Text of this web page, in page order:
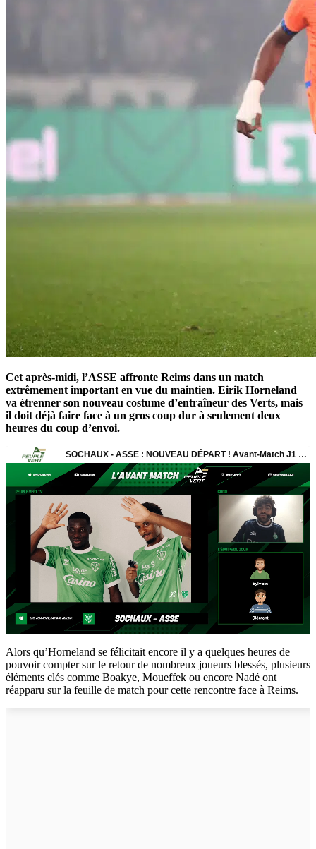
Cet après-midi, l’ASSE affronte Reims dans un match
extrêmement important en vue du maintien. Eirik Horneland
va étrenner son nouveau costume d’entraîneur des Verts, mais
il doit déjà faire face à un gros coup dur à seulement deux
heures du coup d’envoi.
Alors qu’Horneland se félicitait encore il y a quelques heures de
pouvoir compter sur le retour de nombreux joueurs blessés, plusieurs
éléments clés comme Boakye, Moueffek ou encore Nadé ont
réapparu sur la feuille de match pour cette rencontre face à Reims.